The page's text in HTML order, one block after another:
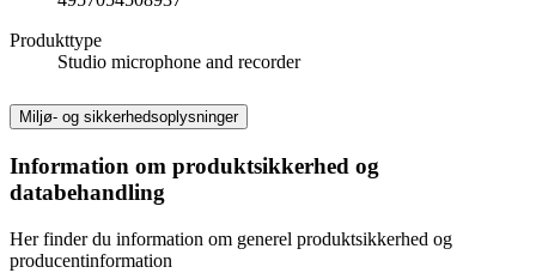
Produkttype
Studio microphone and recorder
Miljø- og sikkerhedsoplysninger
Information om produktsikkerhed og
databehandling
Her finder du information om generel produktsikkerhed og
producentinformation